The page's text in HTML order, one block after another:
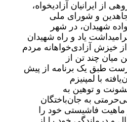
۲۰۲۵ گروهی از ایرانیان آزادیخواه،
و شورای ملی
شهیدان، در شهر
یاد و راه شهیدان
خیزش آزادی‌خواهانه مردم
میان چند تن از
طبق یک برنامه از پیش
با لمپنیزم
و توهین به
به جان‌باختگان
فاشیستی خود را